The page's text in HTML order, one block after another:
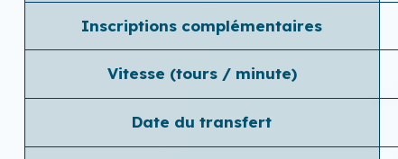
Inscriptions complémentaires
Vitesse (tours / minute)
Date du transfert